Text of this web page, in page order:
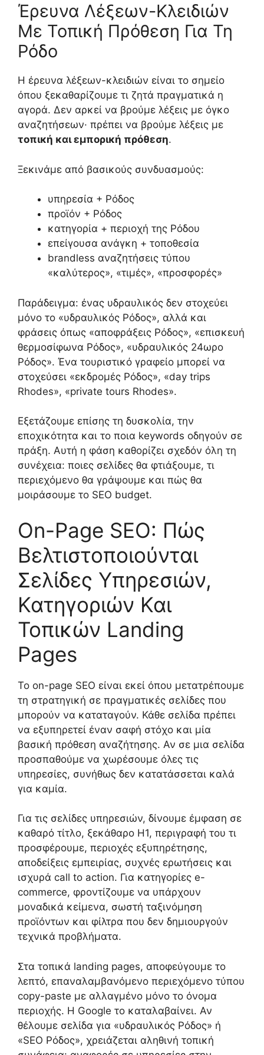
Έρευνα Λέξεων-Κλειδιών
Με Τοπική Πρόθεση Για Τη
Ρόδο
Η έρευνα λέξεων-κλειδιών είναι το σημείο
όπου ξεκαθαρίζουμε τι ζητά πραγματικά η
αγορά. Δεν αρκεί να βρούμε λέξεις με όγκο
αναζητήσεων· πρέπει να βρούμε λέξεις με
τοπική και εμπορική πρόθεση.
Ξεκινάμε από βασικούς συνδυασμούς:
υπηρεσία + Ρόδος
προϊόν + Ρόδος
κατηγορία + περιοχή της Ρόδου
επείγουσα ανάγκη + τοποθεσία
brandless αναζητήσεις τύπου
«καλύτερος», «τιμές», «προσφορές»
Παράδειγμα: ένας υδραυλικός δεν στοχεύει
μόνο το «υδραυλικός Ρόδος», αλλά και
φράσεις όπως «αποφράξεις Ρόδος», «επισκευή
θερμοσίφωνα Ρόδος», «υδραυλικός 24ωρο
Ρόδος». Ένα τουριστικό γραφείο μπορεί να
στοχεύσει «εκδρομές Ρόδος», «day trips
Rhodes», «private tours Rhodes».
Εξετάζουμε επίσης τη δυσκολία, την
εποχικότητα και το ποια keywords οδηγούν σε
πράξη. Αυτή η φάση καθορίζει σχεδόν όλη τη
συνέχεια: ποιες σελίδες θα φτιάξουμε, τι
περιεχόμενο θα γράψουμε και πώς θα
μοιράσουμε το SEO budget.
On-Page SEO: Πώς
Βελτιστοποιούνται
Σελίδες Υπηρεσιών,
Κατηγοριών Και
Τοπικών Landing
Pages
Το on-page SEO είναι εκεί όπου μετατρέπουμε
τη στρατηγική σε πραγματικές σελίδες που
μπορούν να καταταγούν. Κάθε σελίδα πρέπει
να εξυπηρετεί έναν σαφή στόχο και μία
βασική πρόθεση αναζήτησης. Αν σε μια σελίδα
προσπαθούμε να χωρέσουμε όλες τις
υπηρεσίες, συνήθως δεν κατατάσσεται καλά
για καμία.
Για τις σελίδες υπηρεσιών, δίνουμε έμφαση σε
καθαρό τίτλο, ξεκάθαρο H1, περιγραφή του τι
προσφέρουμε, περιοχές εξυπηρέτησης,
αποδείξεις εμπειρίας, συχνές ερωτήσεις και
ισχυρά call to action. Για κατηγορίες e-
commerce, φροντίζουμε να υπάρχουν
μοναδικά κείμενα, σωστή ταξινόμηση
προϊόντων και φίλτρα που δεν δημιουργούν
τεχνικά προβλήματα.
Στα τοπικά landing pages, αποφεύγουμε το
λεπτό, επαναλαμβανόμενο περιεχόμενο τύπου
copy-paste με αλλαγμένο μόνο το όνομα
περιοχής. Η Google το καταλαβαίνει. Αν
θέλουμε σελίδα για «υδραυλικός Ρόδος» ή
«SEO Ρόδος», χρειάζεται αληθινή τοπική